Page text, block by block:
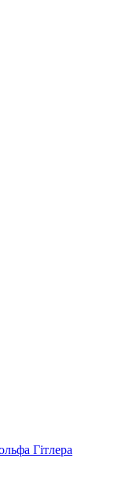
Гітлера